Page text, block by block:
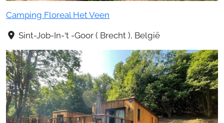
Camping Floreal Het Veen
Sint-Job-In-‘t -Goor ( Brecht ), België